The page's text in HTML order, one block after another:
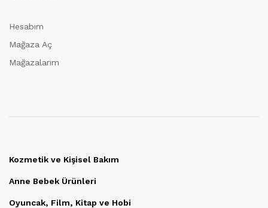
Hesabım
Mağaza Aç
Mağazalarım
Kozmetik ve Kişisel Bakım
Anne Bebek Ürünleri
Oyuncak, Film, Kitap ve Hobi